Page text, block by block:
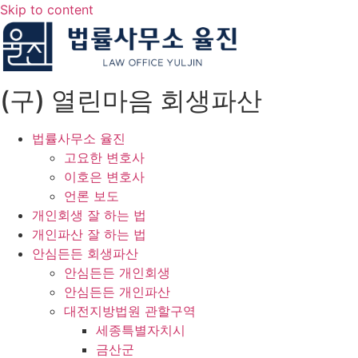
Skip to content
(구) 열린마음 회생파산
법률사무소 율진
고요한 변호사
이호은 변호사
언론 보도
개인회생 잘 하는 법
개인파산 잘 하는 법
안심든든 회생파산
안심든든 개인회생
안심든든 개인파산
대전지방법원 관할구역
세종특별자치시
금산군